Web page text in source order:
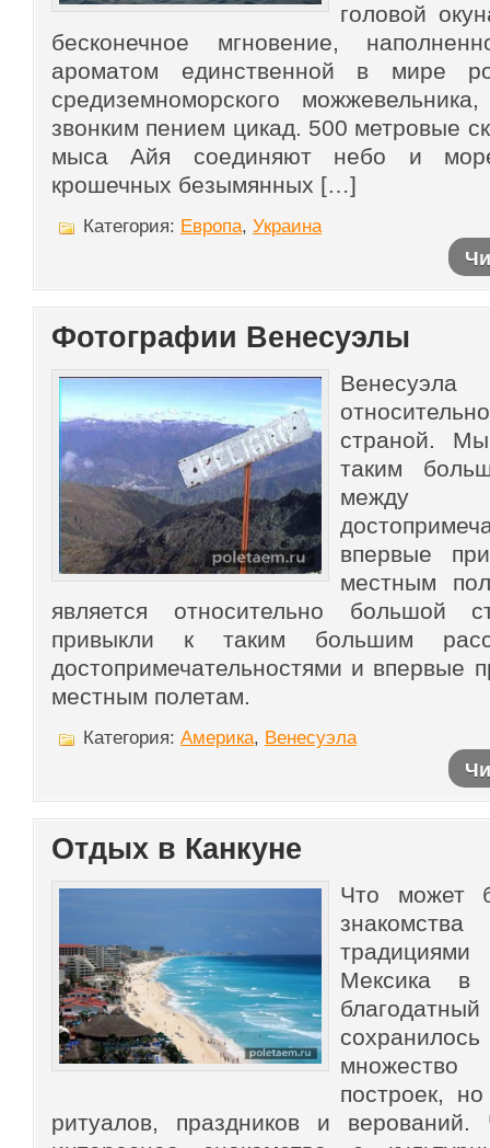
головой
бесконечное мгновение,
ароматом единственной в мире
средиземноморского
звонким пением цикад. 500 метровые
мыса Айя соединяют небо и
крошечных безымянных […]
Категория: Европа, Украина
Фотографии Венесуэлы
страной.
таким
между
впервые
местным
является относительно
привыкли к таким большим
достопримечательностями и впервые
местным полетам.
Категория: Америка, Венесуэла
Отдых в Канкуне
Что может
Мексика
построек,
ритуалов, праздников и